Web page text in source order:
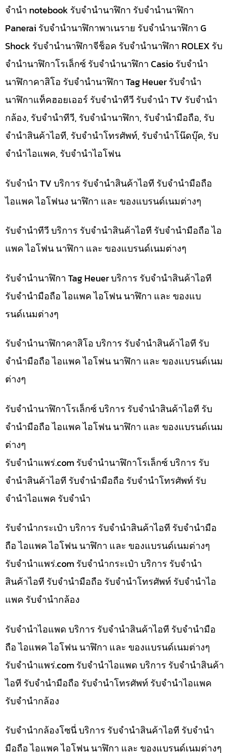
จำนำ notebook รับจำนำนาฬิกา รับจำนำนาฬิกา
Panerai รับจำนำนาฬิกาพาเนราย รับจำนำนาฬิกา G
Shock รับจำนำนาฬิกาจีช็อค รับจำนำนาฬิกา ROLEX รับ
จำนำนาฬิกาโรเล็กซ์ รับจำนำนาฬิกา Casio รับจำนำ
นาฬิกาคาสิโอ รับจำนำนาฬิกา Tag Heuer รับจำนำ
นาฬิกาแท็คฮอยเออร์ รับจำนำทีวี รับจำนำ TV รับจำนำ
กล้อง, รับจำนำทีวี, รับจำนำนาฬิกา, รับจำนำมือถือ, รับ
จำนำสินค้าไอที, รับจำนำโทรศัพท์, รับจำนำโน๊ดบุ๊ค, รับ
จำนำไอแพค, รับจำนำไอโฟน
รับจำนำ TV บริการ รับจำนำสินค้าไอที รับจำนำมือถือ
ไอแพค ไอโฟนง นาฬิกา และ ของแบรนด์เนมต่างๆ
รับจำนำทีวี บริการ รับจำนำสินค้าไอที รับจำนำมือถือ ไอ
แพค ไอโฟน นาฬิกา และ ของแบรนด์เนมต่างๆ
รับจำนำนาฬิกา Tag Heuer บริการ รับจำนำสินค้าไอที
รับจำนำมือถือ ไอแพค ไอโฟน นาฬิกา และ ของแบ
รนด์เนมต่างๆ
รับจำนำนาฬิกาคาสิโอ บริการ รับจำนำสินค้าไอที รับ
จำนำมือถือ ไอแพค ไอโฟน นาฬิกา และ ของแบรนด์เนม
ต่างๆ
รับจำนำนาฬิกาโรเล็กซ์ บริการ รับจำนำสินค้าไอที รับ
จำนำมือถือ ไอแพค ไอโฟน นาฬิกา และ ของแบรนด์เนม
ต่างๆ
รับจํานําแพร่.com รับจำนำนาฬิกาโรเล็กซ์ บริการ รับ
จำนำสินค้าไอที รับจำนำมือถือ รับจำนำโทรศัพท์ รับ
จำนำไอแพค รับจำนำ
รับจำนำกระเป๋า บริการ รับจำนำสินค้าไอที รับจำนำมือ
ถือ ไอแพค ไอโฟน นาฬิกา และ ของแบรนด์เนมต่างๆ
รับจํานําแพร่.com รับจำนำกระเป๋า บริการ รับจำนำ
สินค้าไอที รับจำนำมือถือ รับจำนำโทรศัพท์ รับจำนำไอ
แพค รับจำนำกล้อง
รับจำนำไอแพด บริการ รับจำนำสินค้าไอที รับจำนำมือ
ถือ ไอแพค ไอโฟน นาฬิกา และ ของแบรนด์เนมต่างๆ
รับจํานําแพร่.com รับจำนำไอแพด บริการ รับจำนำสินค้า
ไอที รับจำนำมือถือ รับจำนำโทรศัพท์ รับจำนำไอแพค
รับจำนำกล้อง
รับจำนำกล้องโซนี่ บริการ รับจำนำสินค้าไอที รับจำนำ
มือถือ ไอแพค ไอโฟน นาฬิกา และ ของแบรนด์เนมต่างๆ